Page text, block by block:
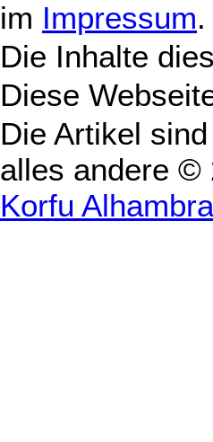
im Impressum.
Die Inhalte
Diese
Die Artikel
alles andere
Korfu